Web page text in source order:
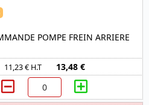
POMPE FREIN ARRIERE
11,23 € H.T 13,48 €